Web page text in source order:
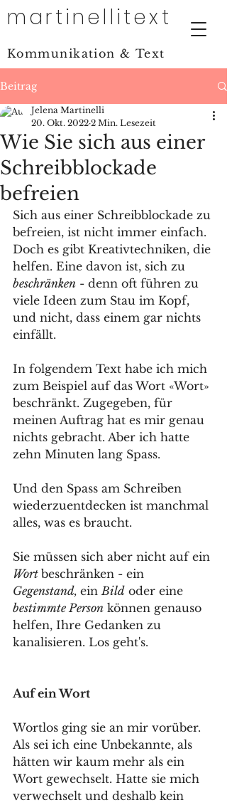
martinellitext
Kommunikation & Text
Beitrag
Wie Sie sich aus einer
Schreibblockade
befreien
Jelena Martinelli
20. Okt. 2022 2 Min. Lesezeit
Sich aus einer Schreibblockade zu
befreien, ist nicht immer einfach.
Doch es gibt Kreativtechniken, die
helfen. Eine davon ist, sich zu
beschränken - denn oft führen zu
viele Ideen zum Stau im Kopf,
und nicht, dass einem gar nichts
einfällt.
In folgendem Text habe ich mich
zum Beispiel auf das Wort «Wort»
beschränkt. Zugegeben, für
meinen Auftrag hat es mir genau
nichts gebracht. Aber ich hatte
zehn Minuten lang Spass.
Und den Spass am Schreiben
wiederzuentdecken ist manchmal
alles, was es braucht.
Sie müssen sich aber nicht auf ein
Wort beschränken - ein
Gegenstand, ein Bild oder eine
bestimmte Person können genauso
helfen, Ihre Gedanken zu
kanalisieren. Los geht's.
Auf ein Wort
Wortlos ging sie an mir vorüber.
Als sei ich eine Unbekannte, als
hätten wir kaum mehr als ein
Wort gewechselt. Hatte sie mich
verwechselt und deshalb kein